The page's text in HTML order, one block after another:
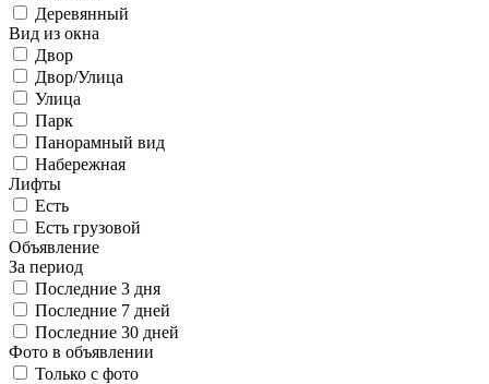
Деревянный
Вид из окна
Двор
Двор/Улица
Улица
Парк
Панорамный вид
Набережная
Лифты
Есть
Есть грузовой
Объявление
За период
Последние 3 дня
Последние 7 дней
Последние 30 дней
Фото в объявлении
Только с фото